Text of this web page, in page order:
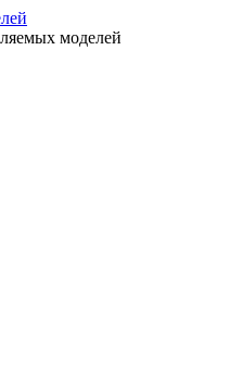
моделей